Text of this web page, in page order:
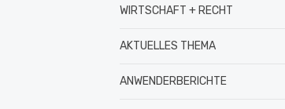
WIRTSCHAFT + RECHT
AKTUELLES THEMA
ANWENDERBERICHTE